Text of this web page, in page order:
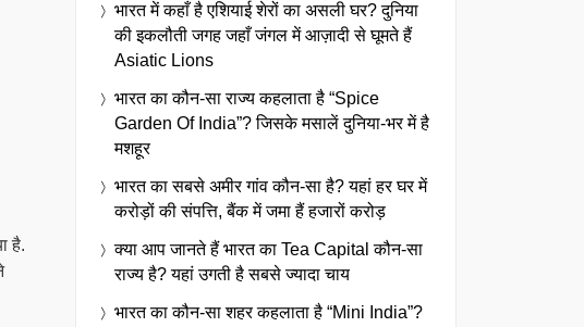
है.
भारत में कहाँ है एशियाई शेरों का असली घर? दुनिया
की इकलौती जगह जहाँ जंगल में आज़ादी से घूमते हैं
Asiatic Lions
भारत का कौन-सा राज्य कहलाता है “Spice
Garden Of India”? जिसके मसालें दुनिया-भर में है
मशहूर
भारत का सबसे अमीर गांव कौन-सा है? यहां हर घर में
करोड़ों की संपत्ति, बैंक में जमा हैं हजारों करोड़
क्या आप जानते हैं भारत का Tea Capital कौन-सा
राज्य है? यहां उगती है सबसे ज्यादा चाय
भारत का कौन-सा शहर कहलाता है “Mini India”?